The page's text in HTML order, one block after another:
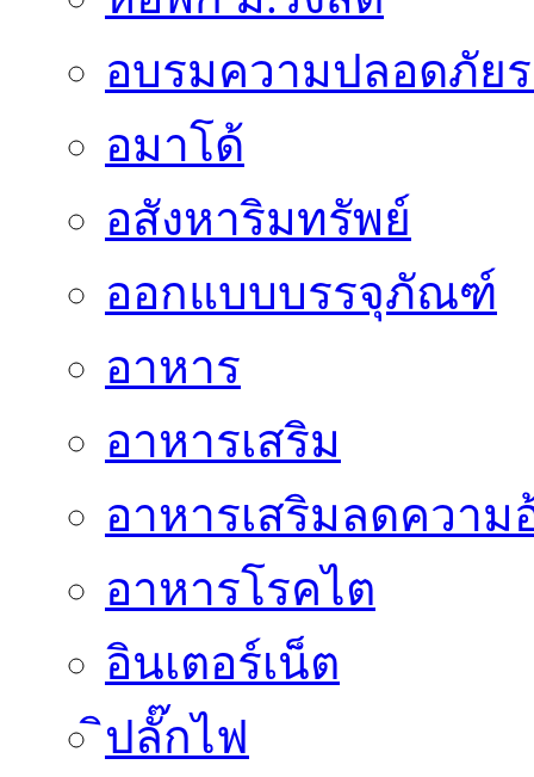
อบรมความปลอดภัย
อมาโด้
อสังหาริมทรัพย์
ออกแบบบรรจุภัณฑ์
อาหาร
อาหารเสริม
อาหารเสริมลดความ
อาหารโรคไต
อินเตอร์เน็ต
ิปลั๊กไฟ